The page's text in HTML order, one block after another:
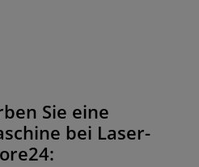
Sie eine
bei Laser-